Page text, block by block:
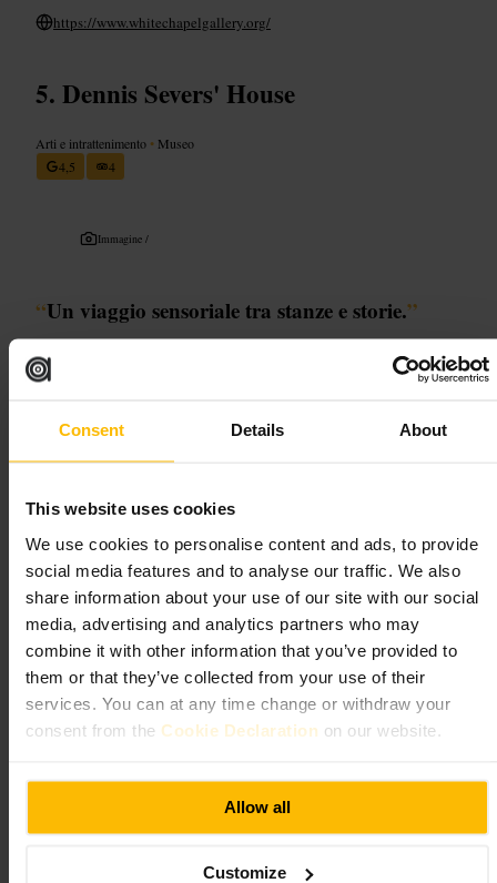
Consent Details About
This website uses cookies
We use cookies to personalise content and ads, to provide
social media features and to analyse our traffic. We also
share information about your use of our site with our social
media, advertising and analytics partners who may
combine it with other information that you’ve provided to
them or that they’ve collected from your use of their
services. You can at any time change or withdraw your
consent from the Cookie Declaration on our website.
Allow all
Customize
https://www.whitechapelgallery.org/
Dennis Severs' House
Arti e intrattenimento • Museo
4,5
4
Immagine /
“Un viaggio sensoriale tra stanze e storie.”
Cosa aspettarsi
Visita guidata come percorso narrativo: si procede stanza per stanza
seguendo scene e piccoli dettagli scenici. Aspettati luci soffuse,
profumi distinti e suoni d'ambiente che completano la scenografia. Non
ci sono didascalie o pannelli, l'approccio è teatrale e richiede
attenzione silenziosa per apprezzare l'allestimento e la storia
raccontata dalla guida.
Pianifica la tua visita
minuto prima dell'orario prenotato. La casa ha più piani e l'accesso